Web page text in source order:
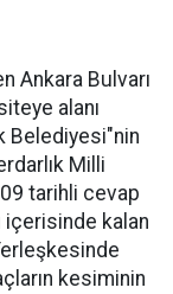
Ankara Bulvarı
alanı
Belediyesi"nin
Milli
tarihli cevap
içerisinde kalan
kesiminin